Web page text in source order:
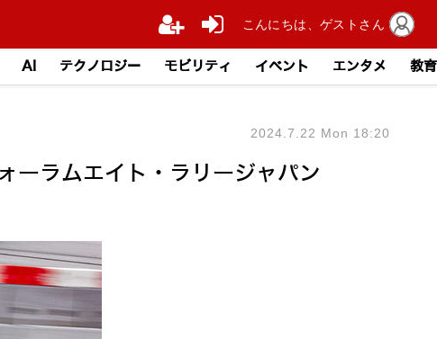
AI テクノロジー モビリティ イベント エンタメ 教育
ーラムエイト・ラリージャパン
2024.7.22 Mon 18:20
こんにちは、ゲストさん